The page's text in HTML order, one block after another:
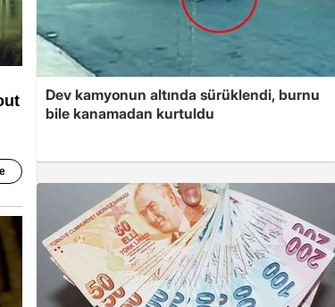
Dev kamyonun altında sürüklendi, burnu
bile kanamadan kurtuldu